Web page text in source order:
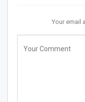
Your email